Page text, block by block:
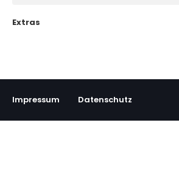
Extras
Impressum Datenschutz